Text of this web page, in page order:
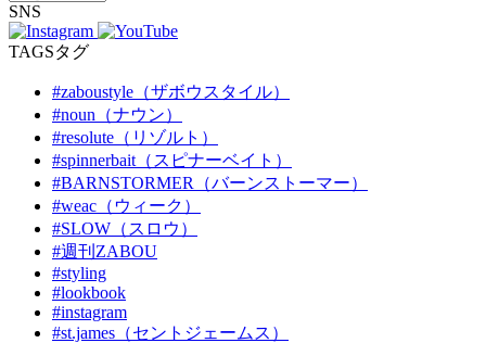
SNS
TAGSタグ
#zaboustyle（ザボウスタイル）
#noun（ナウン）
#resolute（リゾルト）
#spinnerbait（スピナーベイト）
#BARNSTORMER（バーンストーマー）
#weac（ウィーク）
#SLOW（スロウ）
#週刊ZABOU
#styling
#lookbook
#instagram
#st.james（セントジェームス）